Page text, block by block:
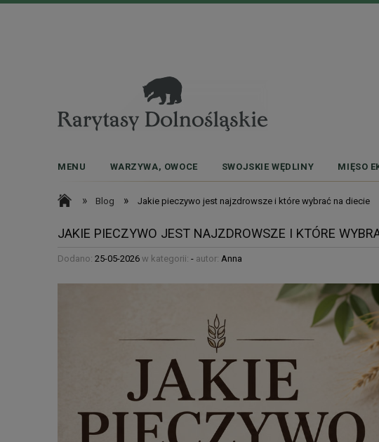
MENU WARZYWA, OWOCE SWOJSKIE WĘDLINY MIĘSO
» Blog » Jakie pieczywo jest najzdrowsze i które wybrać na diecie
JAKIE PIECZYWO JEST NAJZDROWSZE I KTÓRE
Dodano: 25-05-2026 w kategorii: - autor: Anna